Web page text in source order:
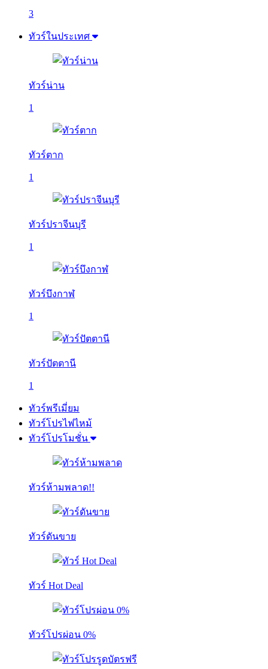
3
ทัวร์ในประเทศ
ทัวร์น่าน
1
ทัวร์ตาก
1
ทัวร์ปราจีนบุรี
1
ทัวร์บึงกาฬ
1
ทัวร์ปัตตานี
1
ทัวร์พรีเมี่ยม
ทัวร์โปรไฟไหม้
ทัวร์โปรโมชั่น
ทัวร์ห้ามพลาด!!
ทัวร์ดันขาย
ทัวร์ Hot Deal
ทัวร์โปรผ่อน 0%